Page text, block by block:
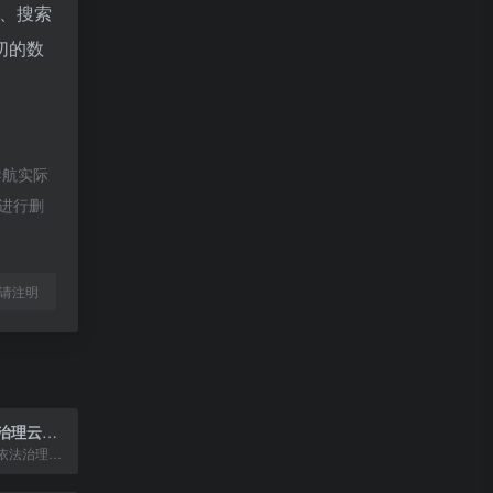
搜索
的数
实际
行删
注明
智慧普法依法治理云平台